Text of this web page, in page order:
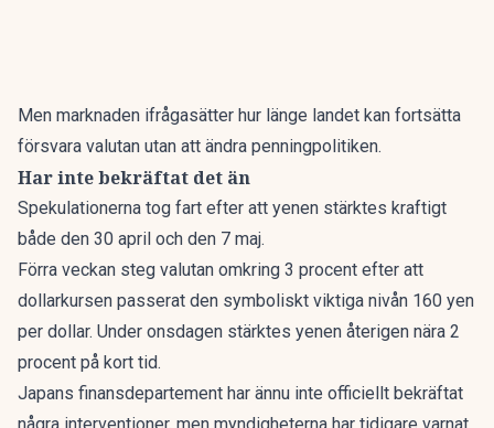
Men marknaden ifrågasätter hur länge landet kan fortsätta
försvara valutan utan att ändra penningpolitiken.
Har inte bekräftat det än
Spekulationerna tog fart efter att yenen stärktes kraftigt
både den 30 april och den 7 maj.
Förra veckan steg valutan omkring 3 procent efter att
dollarkursen passerat den symboliskt viktiga nivån 160 yen
per dollar. Under onsdagen stärktes yenen återigen nära 2
procent på kort tid.
Japans finansdepartement har ännu inte officiellt bekräftat